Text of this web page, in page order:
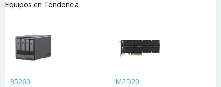
Equipos en Tendencia
35260
M2D20